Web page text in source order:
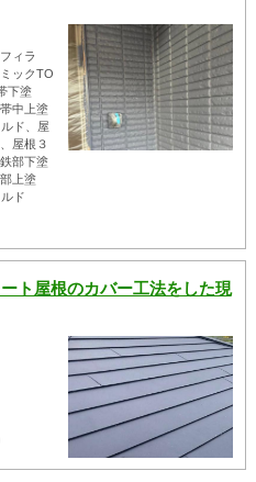
ィラ
ックTO
下塗
中上塗
ド、屋
屋根３
部下塗
上塗
ド
ト屋根のカバー工法をした現